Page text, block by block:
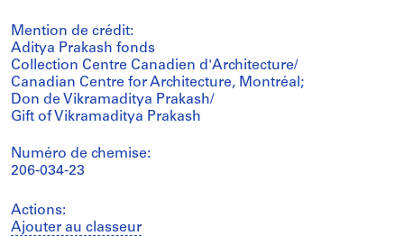
Mention de crédit:
Aditya Prakash fonds
Collection Centre Canadien d'Architecture/
Canadian Centre for Architecture, Montréal;
Don de Vikramaditya Prakash/
Gift of Vikramaditya Prakash
Numéro de chemise:
206-034-23
Actions:
Ajouter au classeur